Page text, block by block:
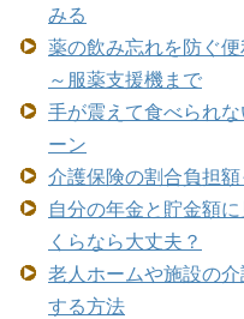
みる
薬の飲み忘れを防ぐ
～服薬支援機まで
手が震えて食べられ
ーン
介護保険の割合負担
自分の年金と貯金額
くらなら大丈夫？
老人ホームや施設の
する方法